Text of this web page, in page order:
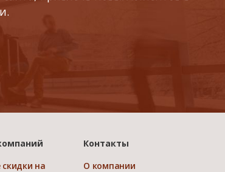
на
Контакты
О компании